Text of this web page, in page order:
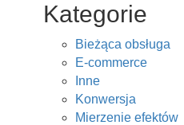
Kategorie
Bieżąca obsługa
E-commerce
Inne
Konwersja
Mierzenie efektów